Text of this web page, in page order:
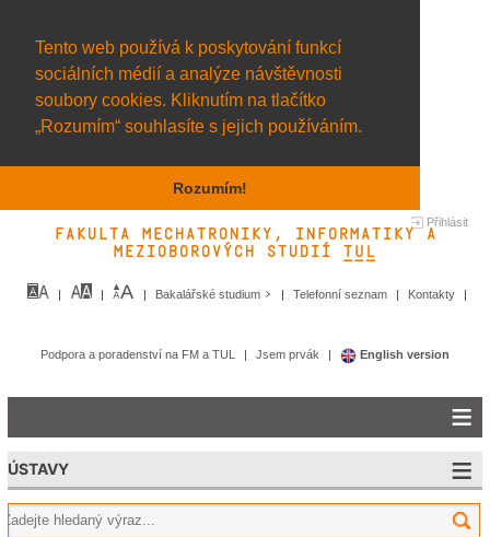
Tento web používá k poskytování funkcí
sociálních médií a analýze návštěvnosti
soubory cookies. Kliknutím na tlačítko
„Rozumím“ souhlasíte s jejich používáním.
Rozumím!
Přihlásit
Fakulta mechatroniky, informatiky a
mezioborových studií TUL&
Bakalářské studium Telefonní seznam Kontakty
Podpora a poradenství na FM a TUL Jsem prvák English version
ÚSTAVY